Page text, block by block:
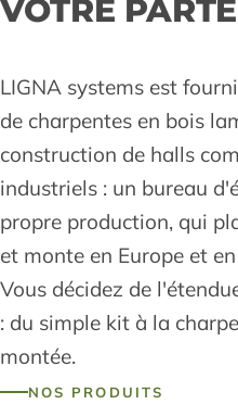
VOTRE
LIGNA systems est
de charpentes en bois
construction de halls
industriels : un bureau
propre production, qui
et monte en Europe et
Vous décidez de
: du simple kit à la
montée.
NOS PRODUITS